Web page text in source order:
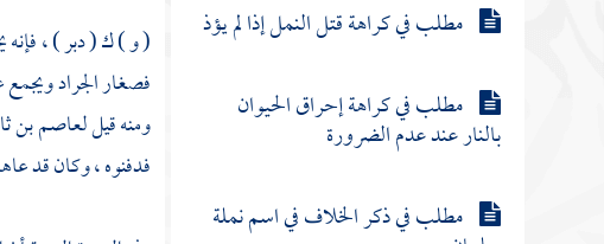
مطلب في كراهة قتل النمل إذا لم يؤذ
مطلب في كراهة إحراق الحيوان
بالنار عند عدم الضرورة
مطلب في ذكر الخلاف في اسم نملة
( و ) ك ( دبر ) ، فإنه
فصغار الجراد ويجمع
ومنه قيللعاصم بن
فدفنوه ، وكان قد